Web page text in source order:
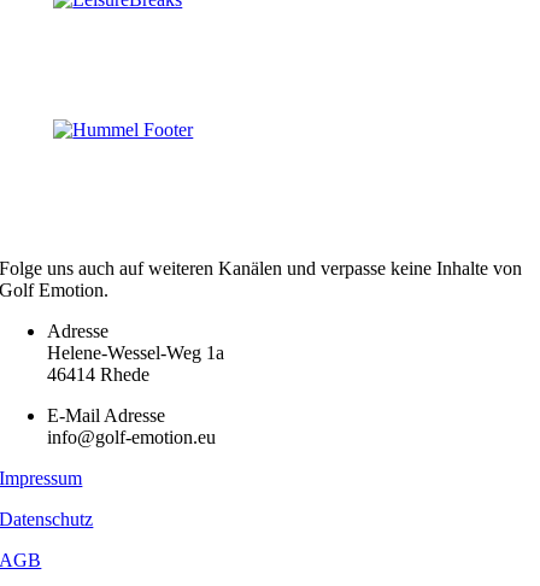
Folge uns auch auf weiteren Kanälen und verpasse keine Inhalte von
Golf Emotion.
Adresse
Helene-Wessel-Weg 1a
46414 Rhede
E-Mail Adresse
info@golf-emotion.eu
Impressum
Datenschutz
AGB